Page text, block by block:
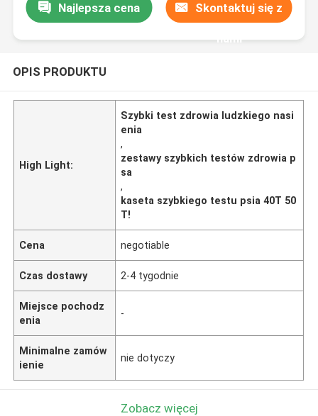
Najlepsza cena Skontaktuj się z
nami
OPIS PRODUKTU
High Light:
Szybki test zdrowia ludzkiego nasi
enia
,
zestawy szybkich testów zdrowia p
sa
,
kaseta szybkiego testu psia 40T 50
T!
Cena negotiable
Czas dostawy 2-4 tygodnie
Miejsce pochodz
enia
-
Minimalne zamów
ienie
nie dotyczy
Zobacz więcej